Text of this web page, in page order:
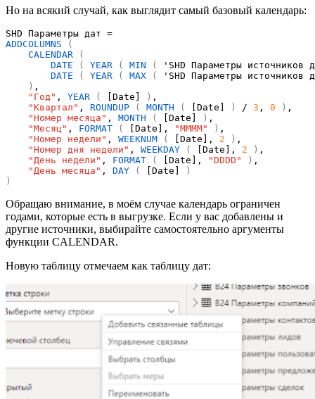
Но на всякий случай, как выглядит самый базовый календарь:
ADDCOLUMNS (
CALENDAR (
DATE ( YEAR ( MIN (
'SHD Параметры
DATE ( YEAR ( MAX (
'SHD Параметры
)
"Год" , YEAR ( [Date] )
"Квартал" , ROUNDUP ( MONTH ( [Date] ) / 3 , 0 )
"Номер месяца" , MONTH ( [Date] )
"Месяц" , FORMAT ( [Date], "MMMM" )
"Номер недели" , WEEKNUM ( [Date], 2 )
"Номер дня недели" , WEEKDAY ( [Date], 2 )
"День недели" , FORMAT ( [Date], "DDDD" )
"День месяца" , DAY ( [Date]
)
)
Обращаю внимание, в моём случае календарь ограничен
годами, которые есть в выгрузке. Если у вас добавлены и
другие источники, выбирайте самостоятельно аргументы
функции CALENDAR.
Новую таблицу отмечаем как таблицу дат: